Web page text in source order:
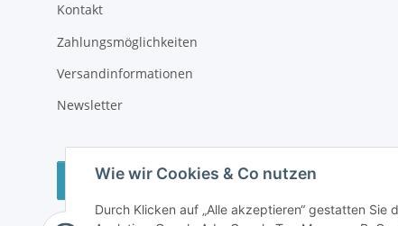
Wie wir Cookies & Co nutzen
Durch Klicken auf „Alle akzeptieren“ gestatten Sie
Kontakt
Zahlungsmöglichkeiten
Versandinformationen
Newsletter
Vertrag widerrufen